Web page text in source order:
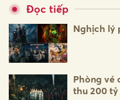
Đọc tiếp
Nghịch lý
Phòng vé
thu 200 tỷ